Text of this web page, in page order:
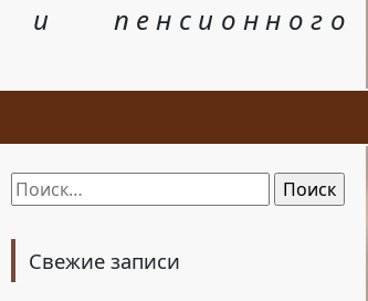
и пенсионного
Найти:
Свежие записи